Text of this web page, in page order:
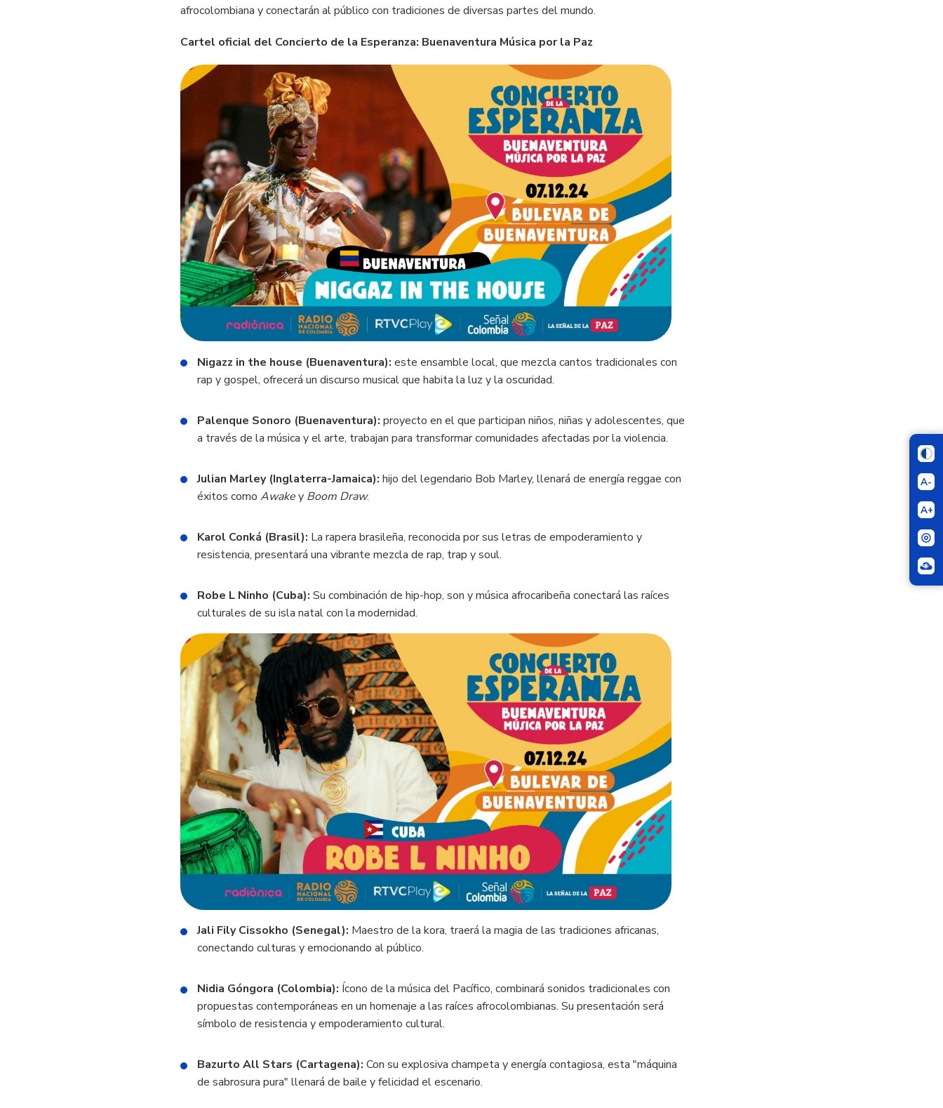
A-
A+
afrocolombiana y conectarán al público con tradiciones de diversas partes del mundo.
Cartel oficial del Concierto de la Esperanza: Buenaventura Música por la Paz
Nigazz in the house (Buenaventura): este ensamble local, que mezcla cantos tradicionales con
rap y gospel, ofrecerá un discurso musical que habita la luz y la oscuridad.
Palenque Sonoro (Buenaventura): proyecto en el que participan niños, niñas y adolescentes, que
a través de la música y el arte, trabajan para transformar comunidades afectadas por la violencia.
Julian Marley (Inglaterra-Jamaica): hijo del legendario Bob Marley, llenará de energía reggae con
éxitos comoAwakey Boom Draw.
Karol Conká (Brasil): La rapera brasileña, reconocida por sus letras de empoderamiento y
resistencia, presentará una vibrante mezcla de rap, trap y soul.
Robe L Ninho (Cuba): Su combinación de hip-hop, son y música afrocaribeña conectará las raíces
culturales de su isla natal con la modernidad.
Jali Fily Cissokho (Senegal): Maestro de la kora, traerá la magia de las tradiciones africanas,
conectando culturas y emocionando al público.
Nidia Góngora (Colombia): Ícono de la música del Pacífico, combinará sonidos tradicionales con
propuestas contemporáneas en un homenaje a las raíces afrocolombianas. Su presentación será
símbolo de resistencia y empoderamiento cultural.
Bazurto All Stars (Cartagena): Con su explosiva champeta y energía contagiosa, esta "máquina
de sabrosura pura" llenará de baile y felicidad el escenario.